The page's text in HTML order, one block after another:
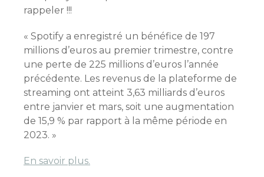
rappeler !!!
« Spotify a enregistré un bénéfice de 197
millions d’euros au premier trimestre, contre
une perte de 225 millions d’euros l’année
précédente. Les revenus de la plateforme de
streaming ont atteint 3,63 milliards d’euros
entre janvier et mars, soit une augmentation
de 15,9 % par rapport à la même période en
2023. »
En savoir plus.